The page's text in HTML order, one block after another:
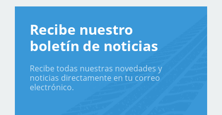
Recibe nuestro
boletín de noticias
Recibe todas nuestras novedades y
noticias directamente en tu correo
electrónico.